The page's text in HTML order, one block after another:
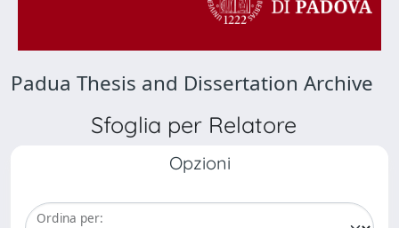
Padua Thesis and Dissertation Archive
Sfoglia per Relatore
Opzioni
Ordina per: